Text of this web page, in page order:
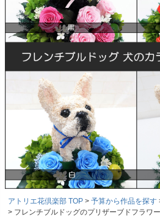
アトリエ花倶楽部 TOP 予算から作品を探す
フレンチブルドッグのプリザーブドフラワ